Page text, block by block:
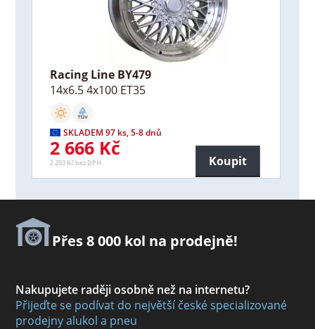
Racing Line BY479
14x6.5 4x100 ET35
SKLADEM 97 ks, 5-8 dnů
2 666 Kč
2 203 Kč bez DPH Koupit
Přes 8 000 kol na prodejně!
Nakupujete raději osobně než na internetu?
Přijeďte se podívat do největší české specializované
prodejny alukol a pneu